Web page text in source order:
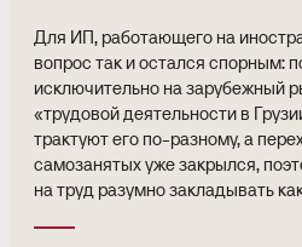
Для ИП, работающего на
вопрос так и остался спорным:
исключительно на зарубежный
«трудовой деятельности в
трактуют его по-разному, а
самозанятых уже закрылся,
на труд разумно закладывать